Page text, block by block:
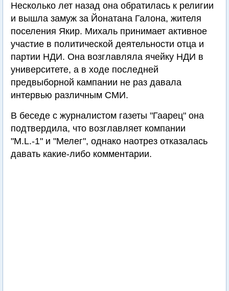
Несколько лет назад она обратилась к религии
и вышла замуж за Йонатана Галона, жителя
поселения Якир. Михаль принимает активное
участие в политической деятельности отца и
партии НДИ. Она возглавляла ячейку НДИ в
университете, а в ходе последней
предвыборной кампании не раз давала
интервью различным СМИ.
В беседе с журналистом газеты "Гаарец" она
подтвердила, что возглавляет компании
"M.L.-1" и "Мелег", однако наотрез отказалась
давать какие-либо комментарии.